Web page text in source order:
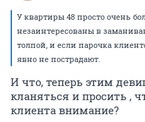
У квартиры 48 просто очень
незаинтересованы в
толпой, и если парочка
явно не пострадают.
И что, теперь этим
кланяться и просить ,
клиента внимание?